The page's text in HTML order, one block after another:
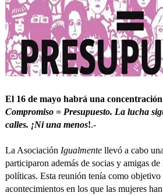
El 16 de mayo habrá una
Compromiso = Presupuesto. La lucha
calles. ¡Ni una menos!.-
La Asociación Igualmentellevó a cabo
participaron además de socias y amigas
políticas. Esta reunión tenía como
acontecimientos en los que las mujeres